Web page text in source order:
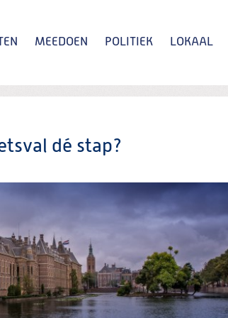
MEEDOEN POLITIEK LOKAAL
dé stap?